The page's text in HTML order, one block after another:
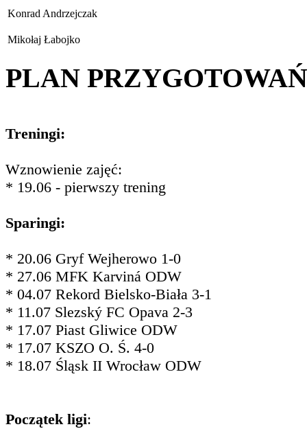
Konrad Andrzejczak
Mikołaj Łabojko
PLAN PRZYGOTOWAŃ
Treningi:
Wznowienie zajęć:
* 19.06 - pierwszy trening
Sparingi:
* 20.06 Gryf Wejherowo 1-0
* 27.06 MFK Karviná ODW
* 04.07 Rekord Bielsko-Biała 3-1
* 11.07 Slezský FC Opava 2-3
* 17.07 Piast Gliwice ODW
* 17.07 KSZO O. Ś. 4-0
* 18.07 Śląsk II Wrocław ODW
Początek ligi: